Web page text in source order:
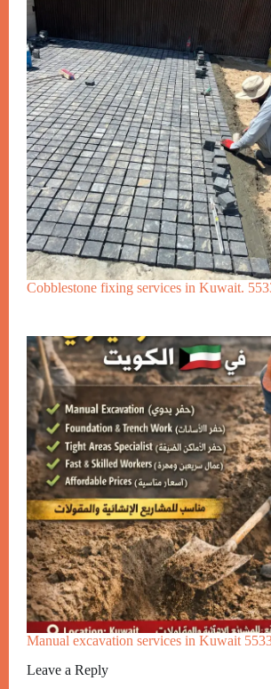
Cobblestone fixing services in Kuwait.
Manual excavation services in Kuwait
Leave a Reply